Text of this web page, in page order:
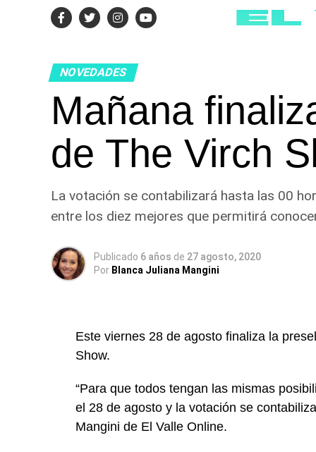
NOVEDADES
Mañana
de The Virch
La votación se contabilizará hasta las 00
entre los diez mejores que permitirá
Publicado 6 años de 27 agosto, 2020
Por Blanca Juliana Mangini
Este viernes 28 de agosto finaliza la
Show.
“Para que todos tengan las mismas
el 28 de agosto y la votación se
Mangini de El Valle Online.